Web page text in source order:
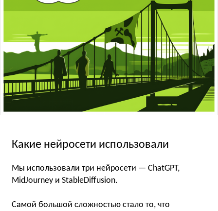
Какие нейросети использовали
Мы использовали три нейросети — ChatGPT,
MidJourney и StableDiffusion.
Самой большой сложностью стало то, что